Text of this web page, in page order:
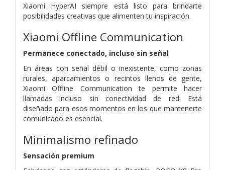
Xiaomi HyperAI siempre está listo para brindarte
posibilidades creativas que alimenten tu inspiración.
Xiaomi Offline Communication
Permanece conectado, incluso sin señal
En áreas con señal débil o inexistente, como zonas
rurales, aparcamientos o recintos llenos de gente,
Xiaomi Offline Communication te permite hacer
llamadas incluso sin conectividad de red. Está
diseñado para esos momentos en los que mantenerte
comunicado es esencial.
Minimalismo refinado
Sensación premium